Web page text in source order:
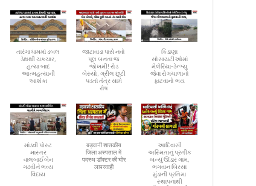
તારંગા ધામમાં ડબલ
ડેથથી ચકચાર,
હત્યા બાદ
આત્મહત્યાની
આશંકા
જાટાવાડા પાસે નવો
પૂલ બનતા જ
જોખમી! રોડ
બેસ્યો, ગ્રીલ છૂટી
પડતાં તંત્ર સામે
રોષ
કિડાણા
સોસાયટીઓમાં
મેલેરિયા-ડેન્ગ્યુ
જેવા રોગચાળાનો
ફાટવાનો ભય
માંડવી પોસ્ટ
માસ્તર
વાલબાઈબેન
ગઢવીને ભવ્ય
વિદાય
बड़वानी शासकीय
जिला अस्पताल में
पदस्थ डॉक्टर की घोर
लापरवाही
આદિવાસી
અસ્મિતાનું પ્રતીક
બન્યું ઊંડાર ગામ,
ભગવાન બિરસા
મુંડાની પ્રતિમા
સ્થાપનાથી